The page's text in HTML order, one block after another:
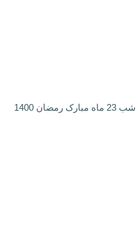
شب 23 ماه مبارک رمضان 1400